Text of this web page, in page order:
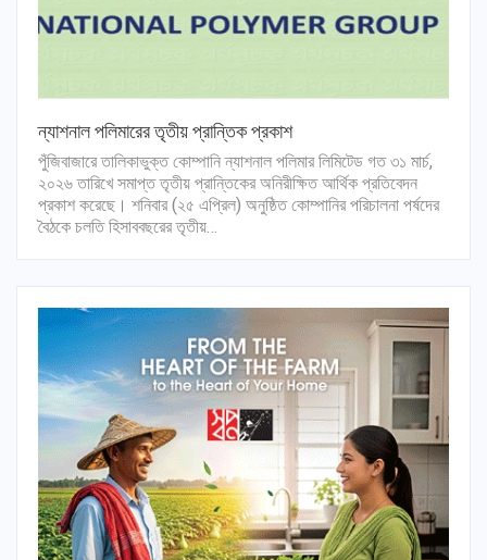
ন্যাশনাল পলিমারের তৃতীয় প্রান্তিক প্রকাশ
পুঁজিবাজারে তালিকাভুক্ত কোম্পানি ন্যাশনাল পলিমার লিমিটেড গত ৩১ মার্চ,
২০২৬ তারিখে সমাপ্ত তৃতীয় প্রান্তিকের অনিরীক্ষিত আর্থিক প্রতিবেদন
প্রকাশ করেছে। শনিবার (২৫ এপ্রিল) অনুষ্ঠিত কোম্পানির পরিচালনা পর্ষদের
বৈঠকে চলতি হিসাববছরের তৃতীয়…